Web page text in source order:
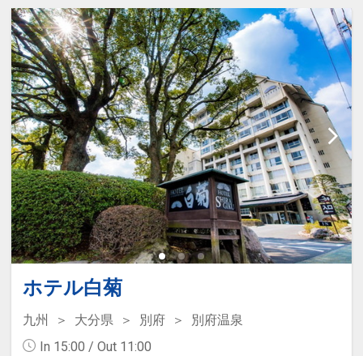
設定期間：2026年4月1日～2027年3月
31日
インターネットコース番号：DP-1-
17312011
ホテル白菊
九州 大分県 別府
別府温泉
In 15:00 / Out 11:00